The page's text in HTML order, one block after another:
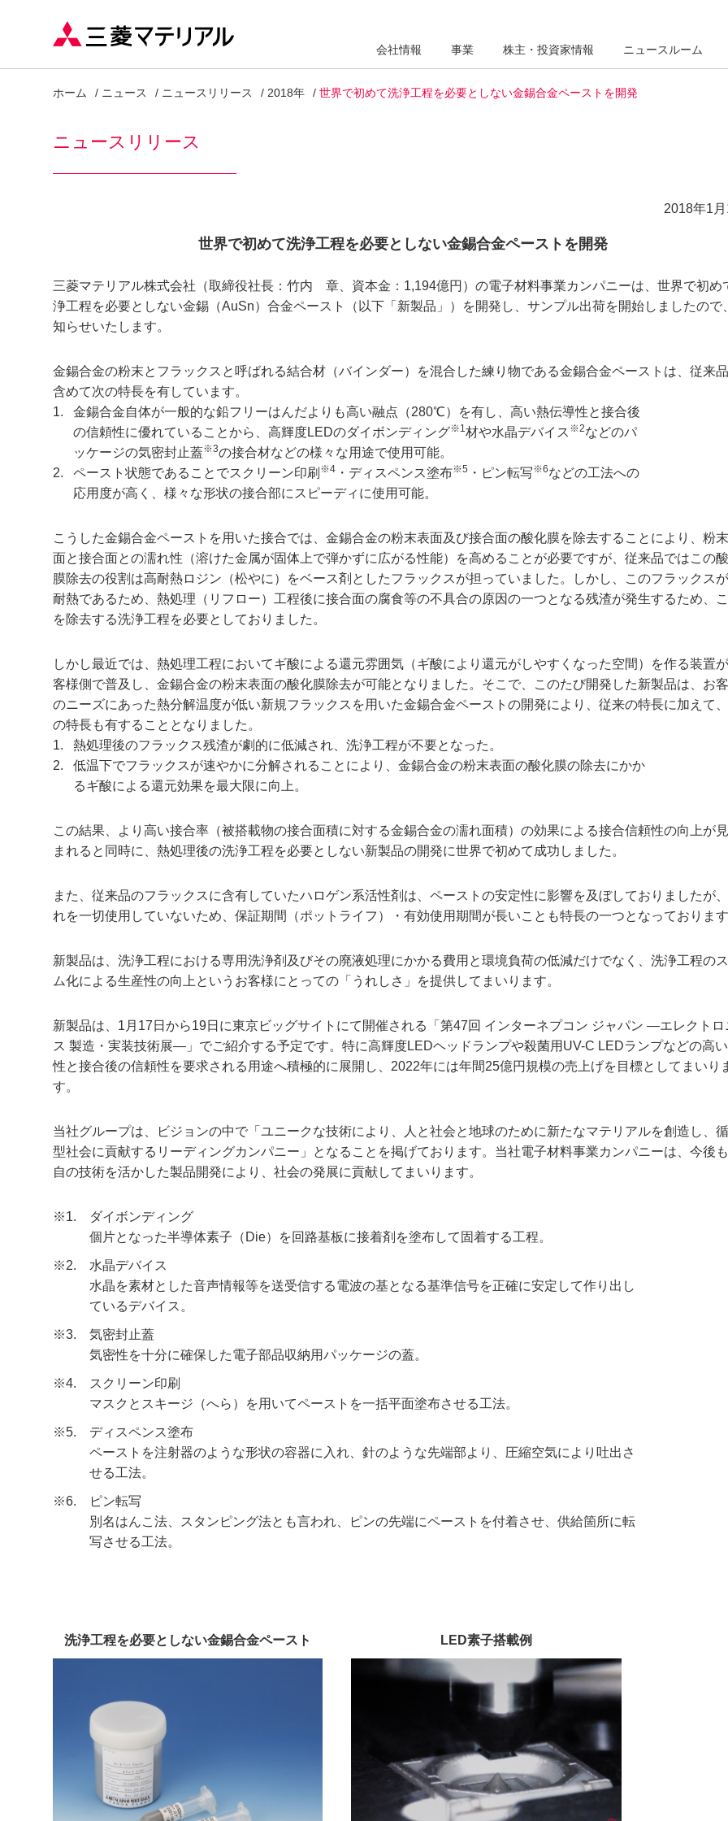
会社情報 事業 株主・投資家情報 ニュースルーム
ホーム ニュース ニュースリリース 2018年 世界で初めて洗浄工程を必要としない金錫合金ペーストを開発
ニュースリリース
2018年1月
世界で初めて洗浄工程を必要としない金錫合金ペーストを開発
三菱マテリアル株式会社（取締役社長：竹内 章、資本金：1,194億円）の電子材料事業カンパニーは、世界で初め
浄工程を必要としない金錫（AuSn）合金ペースト（以下「新製品」）を開発し、サンプル出荷を開始しましたので
知らせいたします。
金錫合金の粉末とフラックスと呼ばれる結合材（バインダー）を混合した練り物である金錫合金ペーストは、従来
含めて次の特長を有しています。
1.
金錫合金自体が一般的な鉛フリーはんだよりも高い融点（280℃）を有し、高い熱伝導性と接合後
の信頼性に優れていることから、高輝度LEDのダイボンディング※1材や水晶デバイス ※2などのパ
ッケージの気密封止蓋※3の接合材などの様々な用途で使用可能。
2.
ペースト状態であることでスクリーン印刷 ※4・ディスペンス塗布※5 ・ピン転写※6などの工法への
応用度が高く、様々な形状の接合部にスピーディに使用可能。
こうした金錫合金ペーストを用いた接合では、金錫合金の粉末表面及び接合面の酸化膜を除去することにより、粉
面と接合面との濡れ性（溶けた金属が固体上で弾かずに広がる性能）を高めることが必要ですが、従来品ではこの
膜除去の役割は高耐熱ロジン（松やに）をベース剤としたフラックスが担っていました。しかし、このフラックス
耐熱であるため、熱処理（リフロー）工程後に接合面の腐食等の不具合の原因の一つとなる残渣が発生するため、
を除去する洗浄工程を必要としておりました。
しかし最近では、熱処理工程においてギ酸による還元雰囲気（ギ酸により還元がしやすくなった空間）を作る装置
客様側で普及し、金錫合金の粉末表面の酸化膜除去が可能となりました。そこで、このたび開発した新製品は、お
のニーズにあった熱分解温度が低い新規フラックスを用いた金錫合金ペーストの開発により、従来の特長に加えて
の特長も有することとなりました。
1.
熱処理後のフラックス残渣が劇的に低減され、洗浄工程が不要となった。
2.
低温下でフラックスが速やかに分解されることにより、金錫合金の粉末表面の酸化膜の除去にかか
るギ酸による還元効果を最大限に向上。
この結果、より高い接合率（被搭載物の接合面積に対する金錫合金の濡れ面積）の効果による接合信頼性の向上が
まれると同時に、熱処理後の洗浄工程を必要としない新製品の開発に世界で初めて成功しました。
また、従来品のフラックスに含有していたハロゲン系活性剤は、ペーストの安定性に影響を及ぼしておりましたが、
れを一切使用していないため、保証期間（ポットライフ）・有効使用期間が長いことも特長の一つとなっております
新製品は、洗浄工程における専用洗浄剤及びその廃液処理にかかる費用と環境負荷の低減だけでなく、洗浄工程のス
ム化による生産性の向上というお客様にとっての「うれしさ」を提供してまいります。
新製品は、1月17日から19日に東京ビッグサイトにて開催される「第47回 インターネプコン ジャパン —エレクトロ
ス 製造・実装技術展—」でご紹介する予定です。特に高輝度LEDヘッドランプや殺菌用UV-C LEDランプなどの高
性と接合後の信頼性を要求される用途へ積極的に展開し、2022年には年間25億円規模の売上げを目標としてまいり
す。
当社グループは、ビジョンの中で「ユニークな技術により、人と社会と地球のために新たなマテリアルを創造し、
型社会に貢献するリーディングカンパニー」となることを掲げております。当社電子材料事業カンパニーは、今後
自の技術を活かした製品開発により、社会の発展に貢献してまいります。
※1.
ダイボンディング
個片となった半導体素子（Die）を回路基板に接着剤を塗布して固着する工程。
※2.
水晶デバイス
水晶を素材とした音声情報等を送受信する電波の基となる基準信号を正確に安定して作り出し
ているデバイス。
※3.
気密封止蓋
気密性を十分に確保した電子部品収納用パッケージの蓋。
※4.
スクリーン印刷
マスクとスキージ（へら）を用いてペーストを一括平面塗布させる工法。
※5.
ディスペンス塗布
ペーストを注射器のような形状の容器に入れ、針のような先端部より、圧縮空気により吐出さ
せる工法。
※6.
ピン転写
別名はんこ法、スタンピング法とも言われ、ピンの先端にペーストを付着させ、供給箇所に転
写させる工法。
洗浄工程を必要としない金錫合金ペースト LED素子搭載例